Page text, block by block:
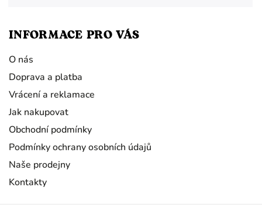
INFORMACE PRO VÁS
O nás
Doprava a platba
Vrácení a reklamace
Jak nakupovat
Obchodní podmínky
Podmínky ochrany osobních údajů
Naše prodejny
Kontakty